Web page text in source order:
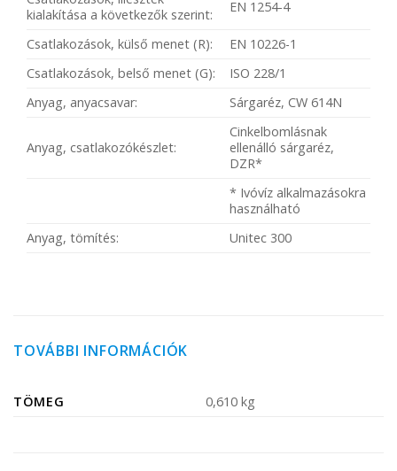
kialakítása a következők szerint:
EN 1254-4
Csatlakozások, külső menet (R):
EN 10226-1
Csatlakozások, belső menet (G):
ISO 228/1
Anyag, anyacsavar:
Sárgaréz, CW 614N
Anyag, csatlakozókészlet:
Cinkelbomlásnak
ellenálló sárgaréz,
DZR*
* Ivóvíz alkalmazásokra
használható
Anyag, tömítés:
Unitec 300
TOVÁBBI INFORMÁCIÓK
TÖMEG 0,610 kg